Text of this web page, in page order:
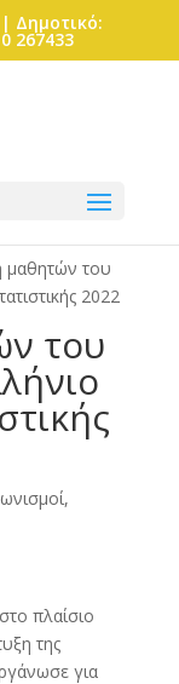
| Δημοτικό:
267433
μαθητών του
2022
του
πλαίσιο
της
για